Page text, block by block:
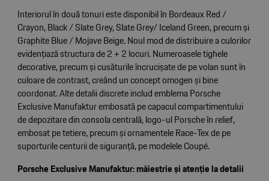
Interiorul în două tonuri este disponibil în Bordeaux Red /
Crayon, Black / Slate Grey, Slate Grey/ Iceland Green, precum și
Graphite Blue / Mojave Beige. Noul mod de distribuire a culorilor
evidențiază structura de 2 + 2 locuri. Numeroasele tighele
decorative, precum și cusăturile încrucișate de pe volan sunt în
culoare de contrast, creând un concept omogen și bine
coordonat. Alte detalii discrete includ emblema Porsche
Exclusive Manufaktur embosată pe capacul compartimentului
de depozitare din consola centrală, logo-ul Porsche în relief,
embosat pe tetiere, precum și ornamentele Race-Tex de pe
suporturile centurii de siguranță, pe modelele Coupé.
Porsche Exclusive Manufaktur: măiestrie și atenție la detalii